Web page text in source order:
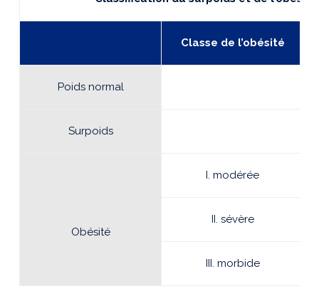
Classe de l’obésité
Poids normal
Surpoids
Obésité
I. modérée
II. sévère
III. morbide